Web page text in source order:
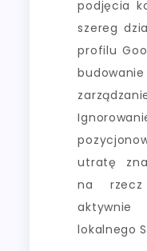
podjęcia
szereg
profilu
utratę
na rzecz
aktywnie
lokalnego